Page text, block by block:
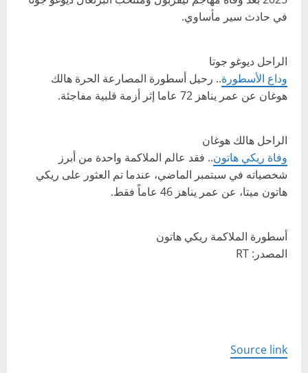
في حادث سير مأساوي.
الراحل ديوغو جوتا
وداع الأسطورة.. رحيل أسطورة المصارعة الحرة هالك
هوغان عن عمر يناهز 72 عاما إثر أزمة قلبية مفاجئة.
الراحل هالك هوغان
وفاة ريكي هاتون.. فقد عالم الملاكمة واحدة من أبرز
شخصياته في سبتمبر الماضي، عندما تم العثور على ريكي
هاتون ميتا، عن عمر يناهز 46 عاماً فقط.
أسطورة الملاكمة ريكي هاتون
المصدر: RT
Source link